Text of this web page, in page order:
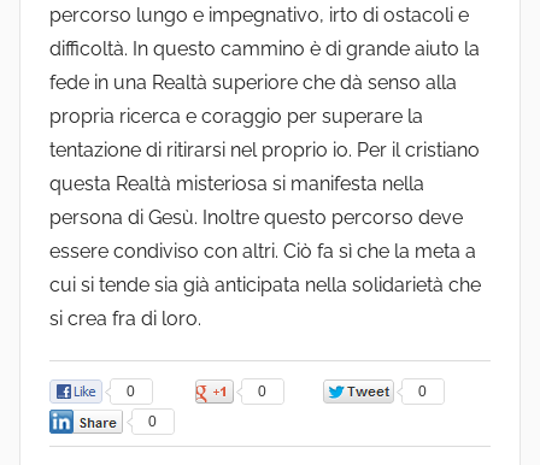
percorso lungo e impegnativo, irto di ostacoli e
difficoltà. In questo cammino è di grande aiuto la
fede in una Realtà superiore che dà senso alla
propria ricerca e coraggio per superare la
tentazione di ritirarsi nel proprio io. Per il cristiano
questa Realtà misteriosa si manifesta nella
persona di Gesù. Inoltre questo percorso deve
essere condiviso con altri. Ciò fa sì che la meta a
cui si tende sia già anticipata nella solidarietà che
si crea fra di loro.
0 0
0
0